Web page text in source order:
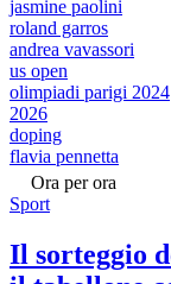
jasmine paolini
roland garros
andrea vavassori
us open
olimpiadi parigi 2024
2026
doping
flavia pennetta
Ora per ora
Sport
Il sorteggio